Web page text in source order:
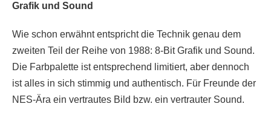
Grafik und Sound
Wie schon erwähnt entspricht die Technik genau dem
zweiten Teil der Reihe von 1988: 8-Bit Grafik und Sound.
Die Farbpalette ist entsprechend limitiert, aber dennoch
ist alles in sich stimmig und authentisch. Für Freunde der
NES-Ära ein vertrautes Bild bzw. ein vertrauter Sound.